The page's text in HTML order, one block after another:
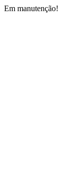
Em manutenção!